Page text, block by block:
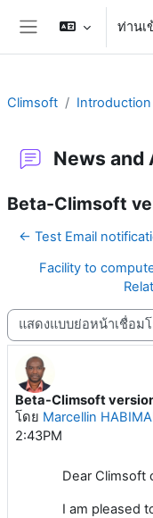
ข้ามไปที่เนื้อหาหลัก
ท่านเ
Climsoft Introduction
News and
Beta-Climsoft
← Test Email
Facility to
Display mode
Beta-Climsoft
โดย Marcellin
2:43PM
Number of replies: 0
Dear Climsoft
I am pleased